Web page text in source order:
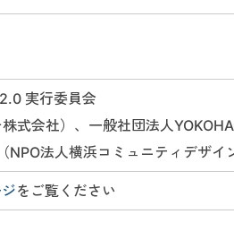
実行委員会
式会社）、一般社団法人
NPO法人横浜コミュニティデザイ
をご覧ください